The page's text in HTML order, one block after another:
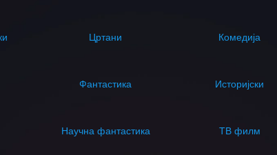
Цртани Комедија
Фантастика Историјски
Научна фантастика ТВ филм